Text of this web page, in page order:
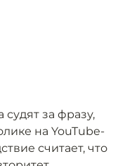
за фразу,
на YouTube-
считает, что